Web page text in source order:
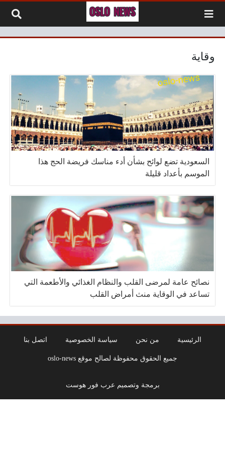
وقاية
السعودية تضع لوائح بشأن أدء مناسك فريضة الحج هذا
الموسم بأعداد قليلة
نصائح عامة لمرضى القلب والنظام الغذائي والأطعمة التي
تساعد في الوقاية منث أمراض القلب
الرئيسية من نحن سياسة الخصوصية اتصل بنا
جميع الحقوق محفوظة لصالح موقع oslo-news
برمجة وتصميم عرب فور هوست